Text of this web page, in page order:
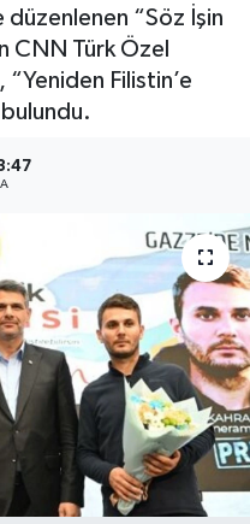
düzenlenen “Söz İşin
CNN Türk Özel
Filistin’e